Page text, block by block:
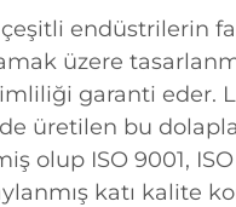
endüstrilerin
üzere
garanti eder.
üretilen bu
olup ISO 9001, ISO
katı kalite